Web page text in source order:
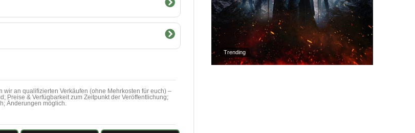
an qualifizierten Verkäufen (ohne Mehrkosten für euch) –
Preise & Verfügbarkeit zum Zeitpunkt der Veröffentlichung;
Änderungen möglich.
Trending